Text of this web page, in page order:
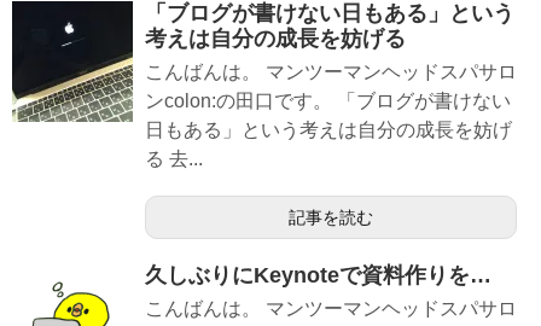
「ブログが書けない日もある」という
考えは自分の成長を妨げる
こんばんは。 マンツーマンヘッドスパサロ
ンcolon:の田口です。 「ブログが書けない
日もある」という考えは自分の成長を妨げ
る 去...
記事を読む
久しぶりにKeynoteで資料作りを…
こんばんは。 マンツーマンヘッドスパサロ